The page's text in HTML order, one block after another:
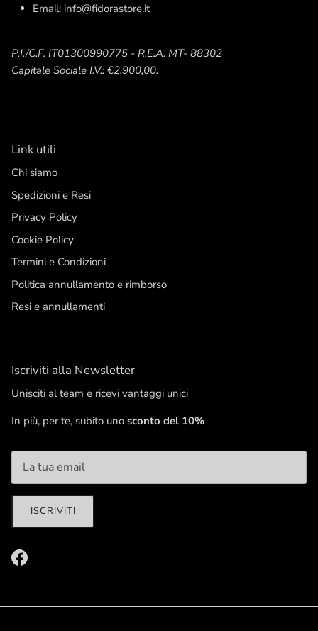
Email: info@fidorastore.it
P.I./C.F. IT01300990775 - R.E.A. MT- 88302
Capitale Sociale I.V.: €2.900,00.
Link utili
Chi siamo
Spedizioni e Resi
Privacy Policy
Cookie Policy
Termini e Condizioni
Politica annullamento e rimborso
Resi e annullamenti
Iscriviti alla Newsletter
Unisciti al team e ricevi vantaggi unici
In più, per te, subito uno sconto del 10%
ISCRIVITI
Facebook